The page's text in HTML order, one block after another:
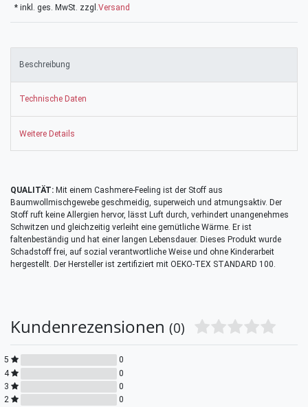
* inkl. ges. MwSt. zzgl. Versand
Beschreibung
Technische Daten
Weitere Details
QUALITÄT: Mit einem Cashmere-Feeling ist der Stoff aus
Baumwollmischgewebe geschmeidig, superweich und atmungsaktiv. Der
Stoff ruft keine Allergien hervor, lässt Luft durch, verhindert unangenehmes
Schwitzen und gleichzeitig verleiht eine gemütliche Wärme. Er ist
faltenbeständig und hat einer langen Lebensdauer. Dieses Produkt wurde
Schadstoff frei, auf sozial verantwortliche Weise und ohne Kinderarbeit
hergestellt. Der Hersteller ist zertifiziert mit OEKO-TEX STANDARD 100.
Kundenrezensionen (0)
5
0
4
0
3
0
2
0